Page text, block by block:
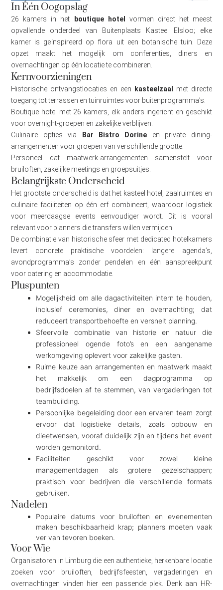
In Één Oogopslag
26 kamers in het boutique hotel
vormen direct het meest
opvallende onderdeel van Buitenplaats Kasteel Elsloo; elke
kamer is geïnspireerd op flora uit een botanische tuin. Deze
opzet maakt het mogelijk om conferenties, diners en
overnachtingen op één locatie te combineren.
Kernvoorzieningen
Historische ontvangstlocaties en een kasteelzaal
met directe
toegang tot terrassen en tuinruimtes voor buitenprogramma’s.
Boutique hotel met 26 kamers, elk anders ingericht en geschikt
voor overnight-groepen en zakelijke verblijven.
Culinaire opties via
Bar Bistro Dorine en private dining-
arrangementen voor groepen van verschillende grootte.
Personeel dat maatwerk-arrangementen samenstelt voor
bruiloften, zakelijke meetings en groepsuitjes.
Belangrijkste Onderscheid
Het grootste onderscheid is dat het kasteel hotel, zaalruimtes en
culinaire faciliteiten op één erf combineert, waardoor logistiek
voor meerdaagse events eenvoudiger wordt. Dit is vooral
relevant voor planners die transfers willen vermijden.
De combinatie van historische sfeer met dedicated hotelkamers
levert concrete praktische voordelen: langere agenda’s,
avondprogramma’s zonder pendelen en één aanspreekpunt
voor catering en accommodatie.
Pluspunten
Mogelijkheid om alle dagactiviteiten intern te houden,
inclusief ceremonies, diner en overnachting; dat
reduceert transportbehoefte en versnelt planning.
Sfeervolle combinatie van historie en natuur die
professioneel ogende foto’s en een aangename
werkomgeving oplevert voor zakelijke gasten.
Ruime keuze aan arrangementen en maatwerk maakt
het makkelijk om een dagprogramma op
bedrijfsdoelen af te stemmen, van vergaderingen tot
teambuilding.
Persoonlijke begeleiding door een ervaren team zorgt
ervoor dat logistieke details, zoals opbouw en
dieetwensen, vooraf duidelijk zijn en tijdens het event
worden gemonitord.
Faciliteiten geschikt voor zowel kleine
managementdagen als grotere gezelschappen;
praktisch voor bedrijven die verschillende formats
gebruiken.
Nadelen
Populaire datums voor bruiloften en evenementen
maken beschikbaarheid krap; planners moeten vaak
ver van tevoren boeken.
Voor Wie
Organisatoren in Limburg die een authentieke, herkenbare locatie
zoeken voor bruiloften, bedrijfsfeesten, vergaderingen en
overnachtingen vinden hier een passende plek. Denk aan HR-